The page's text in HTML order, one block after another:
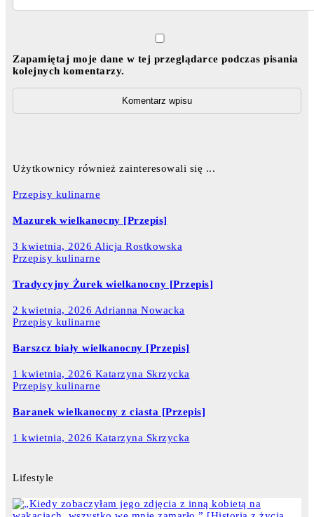
Zapamiętaj moje dane w tej przeglądarce podczas pisania
kolejnych komentarzy.
Użytkownicy również zainteresowali się ...
Przepisy kulinarne
Mazurek wielkanocny [Przepis]
3 kwietnia, 2026 Alicja Rostkowska
Przepisy kulinarne
Tradycyjny Żurek wielkanocny [Przepis]
2 kwietnia, 2026 Adrianna Nowacka
Przepisy kulinarne
Barszcz biały wielkanocny [Przepis]
1 kwietnia, 2026 Katarzyna Skrzycka
Przepisy kulinarne
Baranek wielkanocny z ciasta [Przepis]
1 kwietnia, 2026 Katarzyna Skrzycka
Lifestyle